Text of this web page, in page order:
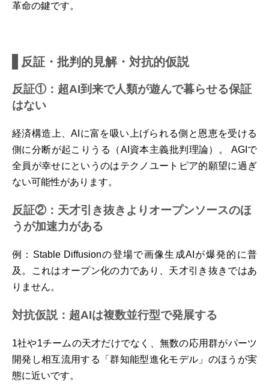
革命の鍵です。
反証・批判的見解・対抗的仮説
反証①：超AI到来で人類が遊んで暮らせる保証
はない
経済構造上、AIに富を吸い上げられる側と恩恵を受ける
側に分断が起こりうる（AI資本主義批判理論）。 AGIで
全員が幸せにというのはテクノユートピア的願望に過ぎ
ない可能性があります。
反証②：天才引き抜きよりオープンソースのほ
うが加速力がある
例：Stable Diffusionの登場で画像生成AIが爆発的に普
及。これはオープン化の力であり、天才引き抜きではあ
りません。
対抗仮説：超AIは複数並行型で発展する
1社や1チームの天才だけでなく、無数の応用群がパーツ
開発し相互流用する「群知能型進化モデル」のほうが実
態に近いです。